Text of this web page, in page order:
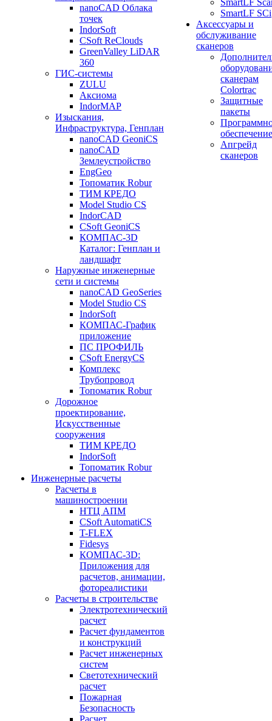
nanoCAD Облака
точек
IndorSoft
CSoft ReClouds
GreenValley LiDAR
360
ГИС-системы
ZULU
Аксиома
IndorMAP
Изыскания,
Инфраструктура, Генплан
nanoCAD GeoniCS
nanoCAD
Землеустройство
EngGeo
Топоматик Robur
ТИМ КРЕДО
Model Studio CS
IndorCAD
CSoft GeoniCS
КОМПАС-3D
Каталог: Генплан и
ландшафт
Наружные инженерные
сети и системы
nanoCAD GeoSeries
Model Studio CS
IndorSoft
КОМПАС-График
приложение
ПС ПРОФИЛЬ
CSoft EnergyCS
Комплекс
Трубопровод
Топоматик Robur
Дорожное
проектирование,
Искусственные
сооружения
ТИМ КРЕДО
IndorSoft
Топоматик Robur
Инженерные расчеты
Расчеты в
машиностроении
НТЦ АПМ
CSoft AutomatiCS
T-FLEX
Fidesys
КОМПАС-3D:
Приложения для
расчетов, анимации,
фотореалистики
Расчеты в строительстве
Электротехнический
расчет
Расчет фундаментов
и конструкций
Расчет инженерных
систем
Светотехнический
расчет
Пожарная
Безопасность
Расчет
SmartLF
SmartLF SCi
Аксессуары и
обслуживание
сканеров
сканерам
Colortrac
Защитные
пакеты
обеспечение
Апгрейд
сканеров